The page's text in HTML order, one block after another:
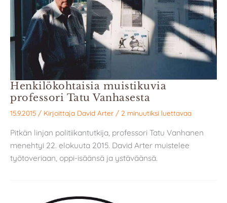
Henkilökohtaisia muistikuvia
professori Tatu Vanhasesta
15.9.2015 / Kirjoittaja David Arter / 2 minuutiksi luettavaa
Pitkän linjan politiikantutkija, professori Tatu Vanhanen
menehtyi 22. elokuuta 2015. David Arter muistelee
työtoveriaan, oppi-isäänsä ja ystäväänsä.